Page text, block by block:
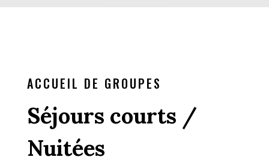
ACCUEIL DE GROUPES
Séjours courts /
Nuitées